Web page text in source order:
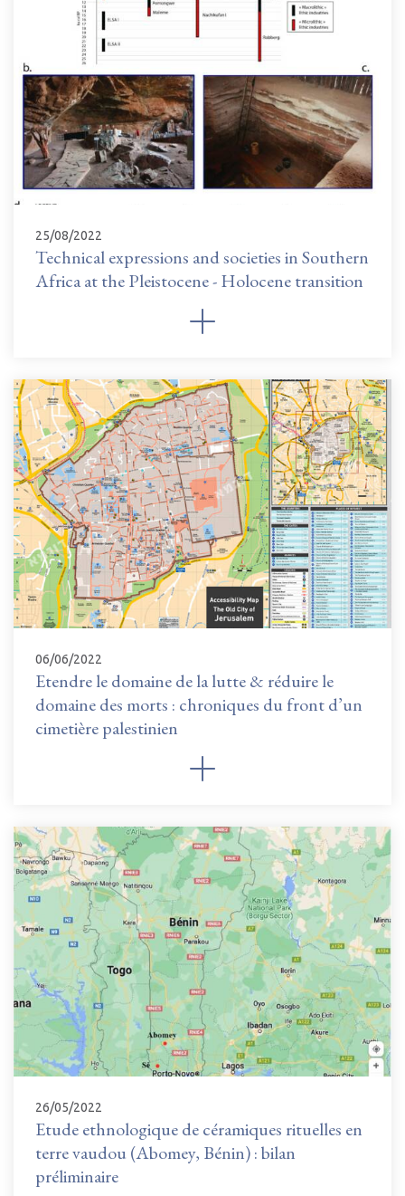
25/08/2022
Technical expressions and societies in Southern
Africa at the Pleistocene - Holocene transition
06/06/2022
Etendre le domaine de la lutte & réduire le
domaine des morts : chroniques du front d’un
cimetière palestinien
26/05/2022
Etude ethnologique de céramiques rituelles en
terre vaudou (Abomey, Bénin) : bilan
préliminaire